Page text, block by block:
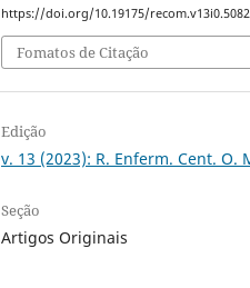
https://doi.org/10.19175/recom.v13i0.5082
Fomatos de Citação
Edição
v. 13 (2023): R. Enferm. Cent. O.
Seção
Artigos Originais